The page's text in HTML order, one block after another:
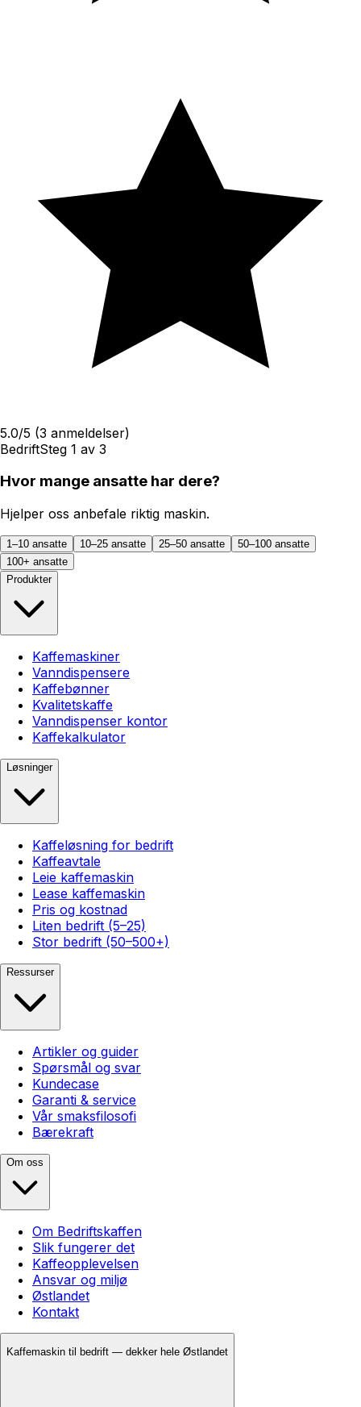
5.0/5 (3 anmeldelser)
BedriftSteg 1 av 3
Hvor mange ansatte har dere?
Hjelper oss anbefale riktig maskin.
1–10 ansatte 10–25 ansatte 25–50 ansatte
50–100 ansatte
100+ ansatte
Produkter
Kaffemaskiner
Vanndispensere
Kaffebønner
Kvalitetskaffe
Vanndispenser kontor
Kaffekalkulator
Løsninger
Kaffeløsning for bedrift
Kaffeavtale
Leie kaffemaskin
Lease kaffemaskin
Pris og kostnad
Liten bedrift (5–25)
Stor bedrift (50–500+)
Ressurser
Artikler og guider
Spørsmål og svar
Kundecase
Garanti & service
Vår smaksfilosofi
Bærekraft
Om oss
Om Bedriftskaffen
Slik fungerer det
Kaffeopplevelsen
Ansvar og miljø
Østlandet
Kontakt
Kaffemaskin til bedrift — dekker hele Østlandet